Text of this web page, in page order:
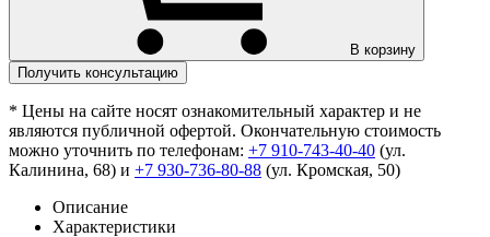
В корзину
Получить консультацию
* Цены на сайте носят ознакомительный характер и не
являются публичной офертой. Окончательную стоимость
можно уточнить по телефонам: +7 910-743-40-40 (ул.
Калинина, 68) и +7 930-736-80-88 (ул. Кромская, 50)
Описание
Характеристики